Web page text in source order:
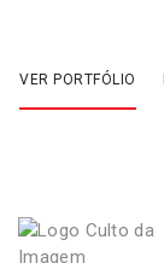
VER PORTFÓLIO